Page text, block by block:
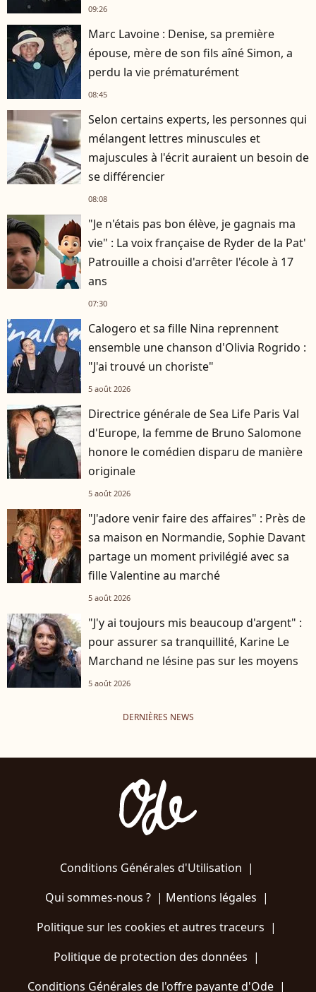
09:26
Marc Lavoine : Denise, sa première
épouse, mère de son fils aîné Simon, a
perdu la vie prématurément
08:45
Selon certains experts, les personnes qui
mélangent lettres minuscules et
majuscules à l'écrit auraient un besoin de
se différencier
08:08
"Je n'étais pas bon élève, je gagnais ma
vie" : La voix française de Ryder de la Pat'
Patrouille a choisi d'arrêter l'école à 17
ans
07:30
Calogero et sa fille Nina reprennent
ensemble une chanson d'Olivia Rogrido :
"J'ai trouvé un choriste"
5 août 2026
Directrice générale de Sea Life Paris Val
d'Europe, la femme de Bruno Salomone
honore le comédien disparu de manière
originale
5 août 2026
"J'adore venir faire des affaires" : Près de
sa maison en Normandie, Sophie Davant
partage un moment privilégié avec sa
fille Valentine au marché
5 août 2026
"J'y ai toujours mis beaucoup d'argent" :
pour assurer sa tranquillité, Karine Le
Marchand ne lésine pas sur les moyens
5 août 2026
DERNIÈRES NEWS
Conditions Générales d'Utilisation |
Qui sommes-nous ?| Mentions légales |
Politique sur les cookies et autres traceurs |
Politique de protection des données |
Conditions Générales de l'offre payante d'Ode |